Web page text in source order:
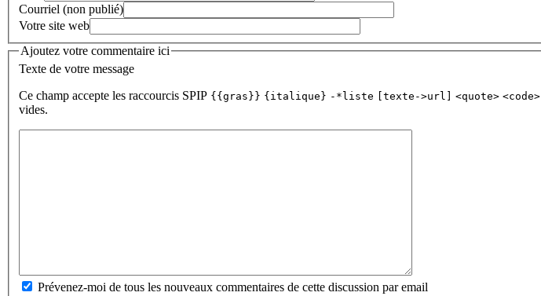
Courriel (non publié)
Votre site web
Ajoutez votre commentaire ici
Texte de votre message
Ce champ accepte les raccourcis SPIP {{gras}} {italique} -*liste [texte->url] <quote> <code>
vides.
Prévenez-moi de tous les nouveaux commentaires de cette discussion par email